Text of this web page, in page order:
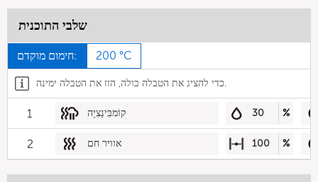
שלבי התוכנית
חימום מוקדם: 200 °C
כדי להציג את הטבלה כולה, הזז את הטבלה ימינה.
1 קוֹמבִּינַצִיָה 30 %
2 אוויר חם 100 %